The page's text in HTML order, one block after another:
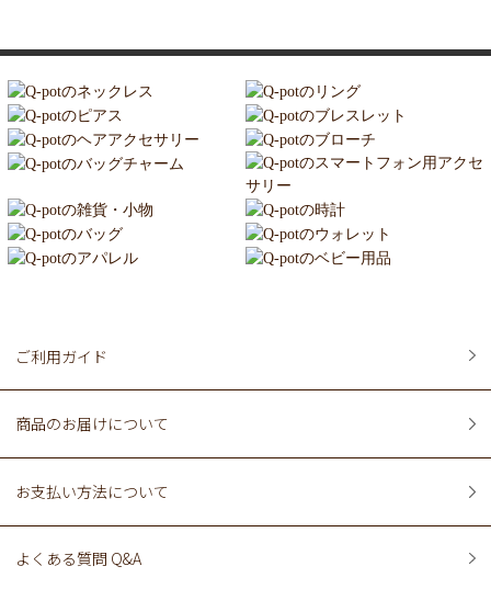
ご利用ガイド
商品のお届けについて
お支払い方法について
よくある質問 Q&A